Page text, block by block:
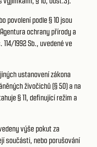
povolení podle § 10 jsou
ochrany přírody a
1992 Sb., uvedené ve
ustanovení zákona
živočichů (§ 50) a na
§ 11, definující režim a
výše pokut za
součásti, nebo porušování